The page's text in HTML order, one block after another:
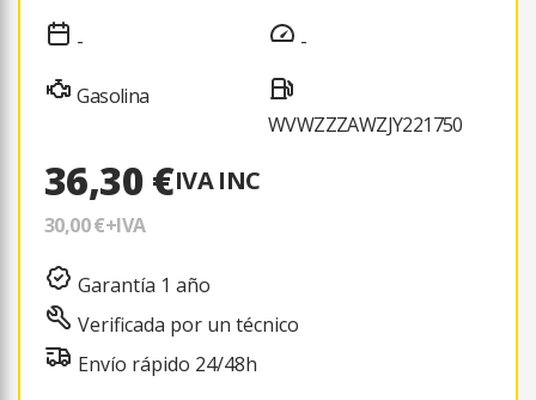
-
Gasolina
-
WVWZZZAWZJY221750
36,30 €IVA INC
30,00 €+IVA
Garantía 1 año
Verificada por un técnico
Envío rápido 24/48h